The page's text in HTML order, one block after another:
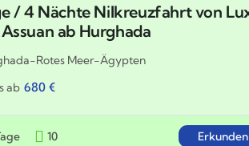
/ 4 Nächte Nilkreuzfahrt von
ab Hurghada
Rotes Meer-Ägypten
ab 680 €
10 Erkunden